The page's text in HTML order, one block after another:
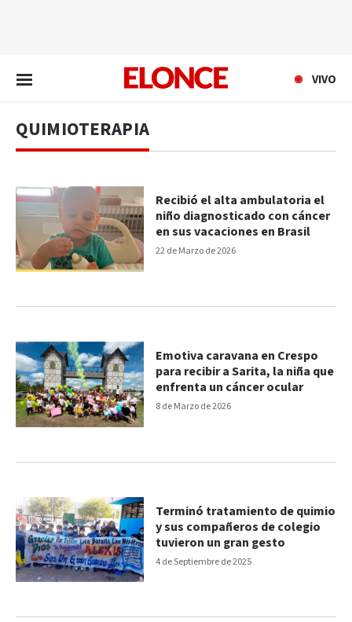
VIVO
QUIMIOTERAPIA
22 de Marzo de 2026
Recibió el alta ambulatoria el
niño diagnosticado con cáncer
en sus vacaciones en Brasil
8 de Marzo de 2026
Emotiva caravana en Crespo
para recibir a Sarita, la niña que
enfrenta un cáncer ocular
4 de Septiembre de 2025
Terminó tratamiento de quimio
y sus compañeros de colegio
tuvieron un gran gesto